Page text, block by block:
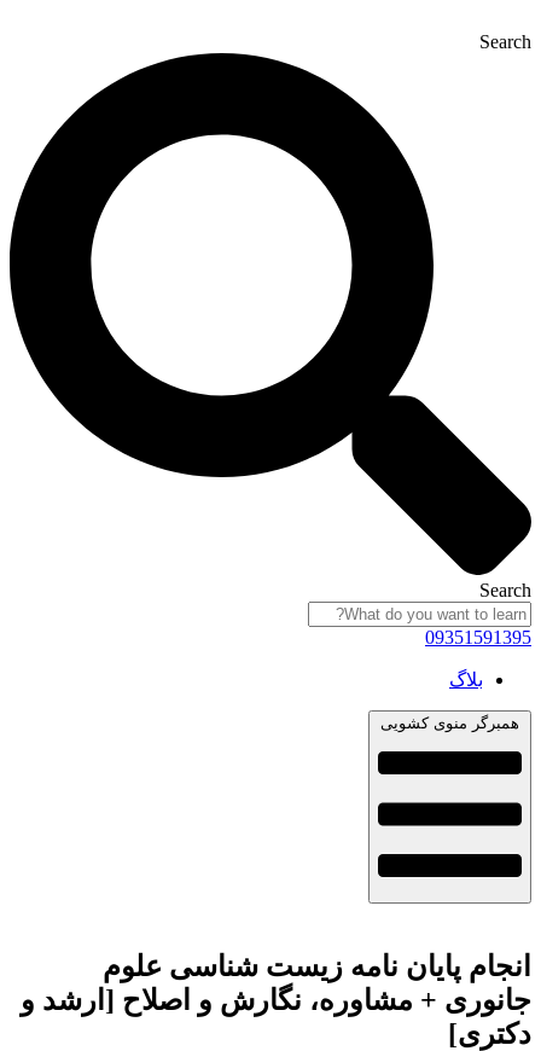
Search
Search
09351591395
بلاگ
همبرگر منوی کشویی
انجام پایان نامه زیست شناسی علوم
جانوری + مشاوره، نگارش و اصلاح [ارشد و
دکتری]